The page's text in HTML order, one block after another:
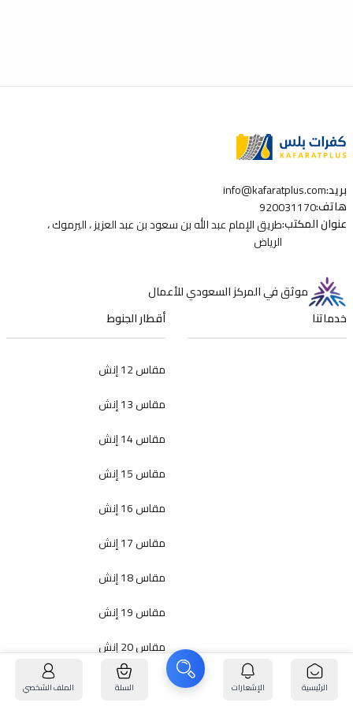
بريد:
info@kafaratplus.com
هاتف:
920031170
عنوان المكتب:طريق الإمام عبد الله بن سعود بن عبد العزيز ، اليرموك ،
الرياض
موثق في المركز السعودي للأعمال
خدماتنا
أقطار الجنوط
مقاس 12 إنش
مقاس 13 إنش
مقاس 14 إنش
مقاس 15 إنش
مقاس 16 إنش
مقاس 17 إنش
مقاس 18 إنش
مقاس 19 إنش
مقاس 20 إنش
الرئيسية الإشعارات السلة الملف الشخصي